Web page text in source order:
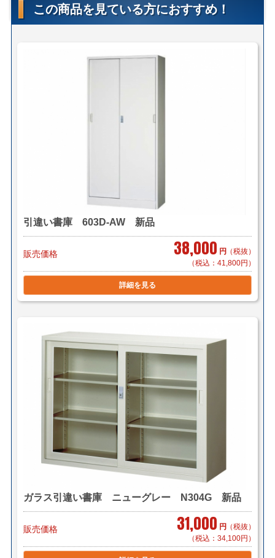
＜ヤマトらくらく家財便＞(搬入・設置までいたします)
サイズ：Ａランク(160cmまで)
■神奈川県・東京都 1台 ￥3,260（ヤマトらくらく家
財便 Ａランク）
■千葉県・埼玉県 1台 ￥3,260（ヤマトらくらく家
財便 Ａランク）
■大阪・京都・奈良 1台 ￥3,500（メーカー直送 車
法で送料を算出させて頂きます。
＊店頭引き渡し可能です。（要事前連絡）
この商品を見ている方におすすめ！
引違い書庫 603D-AW 新品
販売価格 38,000 円 （税抜）
（税込：41,800円）
詳細を見る
ガラス引違い書庫 ニューグレー N304G 新品
販売価格 31,000 円 （税抜）
（税込：34,100円）